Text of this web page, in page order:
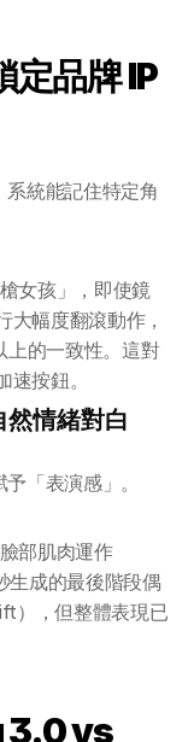
定品牌 IP
統能記住特定角
女孩」，即使鏡
幅度翻滾動作，
的一致性。這對
按鈕。
情緒對白
「表演感」。
部肌肉運作
生成的最後階段偶
），但整體表現已